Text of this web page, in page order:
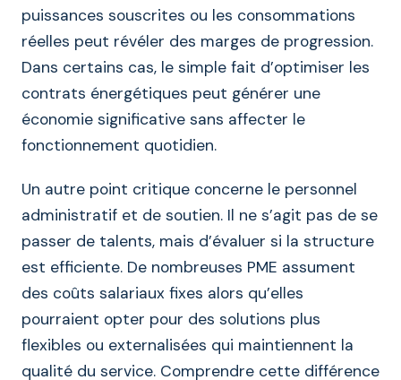
puissances souscrites ou les consommations
réelles peut révéler des marges de progression.
Dans certains cas, le simple fait d’optimiser les
contrats énergétiques peut générer une
économie significative sans affecter le
fonctionnement quotidien.
Un autre point critique concerne le personnel
administratif et de soutien. Il ne s’agit pas de se
passer de talents, mais d’évaluer si la structure
est efficiente. De nombreuses PME assument
des coûts salariaux fixes alors qu’elles
pourraient opter pour des solutions plus
flexibles ou externalisées qui maintiennent la
qualité du service. Comprendre cette différence